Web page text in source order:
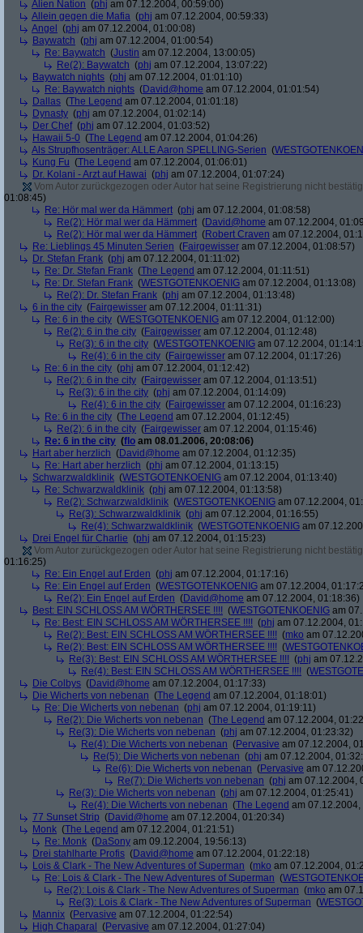
Alien Nation (phj am 07.12.2004, 00:59:00)
Allein gegen die Mafia (phj am 07.12.2004, 00:59:33)
Angel
(phj am 07.12.2004, 01:00:08)
Baywatch (phj am 07.12.2004, 01:00:54)
Re: Baywatch (Justin am 07.12.2004, 13:00:05)
Re(2): Baywatch (phj am 07.12.2004, 13:07:22)
Baywatch nights (phj am 07.12.2004, 01:01:10)
Re: Baywatch nights (David@home am 07.12.2004, 01:01:54)
Dallas (The Legend am 07.12.2004, 01:01:18)
Dynasty (phj am 07.12.2004, 01:02:14)
Der Chef(phj am 07.12.2004, 01:03:52)
Hawaii 5-0 (The Legend am 07.12.2004, 01:04:26)
Als Strupfhosenträger: ALLE Aaron SPELLING-Serien (
Kung Fu (The Legend am 07.12.2004, 01:06:01)
Dr. Kolani - Arzt auf Hawai (phj am 07.12.2004, 01:07:24)
Vom Autor zurückgezogen oder Autor hat seine Registrierung nicht
01:08:45)
Re: Hör mal wer da Hämmert (phj am 07.12.2004, 01:08:58)
Re(2): Hör mal wer da Hämmert (David@home am 07.12.2004,
Re(2): Hör mal wer da Hämmert (Robert Craven am 07.12.2004,
Re: Lieblings 45 Minuten Serien (Fairgewisser am 07.12.2004, 01:08:57)
Dr. Stefan Frank (phj am 07.12.2004, 01:11:02)
Re: Dr. Stefan Frank (The Legend am 07.12.2004, 01:11:51)
Re: Dr. Stefan Frank (WESTGOTENKOENIG am 07.12.2004, 01:13:08)
Re(2): Dr. Stefan Frank (phj am 07.12.2004, 01:13:48)
6 in the city (Fairgewisser am 07.12.2004, 01:11:31)
Re: 6 in the city (WESTGOTENKOENIG am 07.12.2004, 01:12:00)
Re(2): 6 in the city (Fairgewisser am 07.12.2004, 01:12:48)
Re(3): 6 in the city (WESTGOTENKOENIG am 07.12.2004,
Re(4): 6 in the city (Fairgewisser am 07.12.2004, 01:17:26)
Re: 6 in the city (phj am 07.12.2004, 01:12:42)
Re(2): 6 in the city (Fairgewisser am 07.12.2004, 01:13:51)
Re(3): 6 in the city (phj am 07.12.2004, 01:14:09)
Re(4): 6 in the city (Fairgewisser am 07.12.2004, 01:16:23)
Re: 6 in the city (The Legend am 07.12.2004, 01:12:45)
Re(2): 6 in the city (Fairgewisser am 07.12.2004, 01:15:46)
Re: 6 in the city (flo am 08.01.2006, 20:08:06)
Hart aber herzlich (David@home am 07.12.2004, 01:12:35)
Re: Hart aber herzlich (phj am 07.12.2004, 01:13:15)
Schwarzwaldklinik (WESTGOTENKOENIG am 07.12.2004, 01:13:40)
Re: Schwarzwaldklinik (phj am 07.12.2004, 01:13:58)
Re(2): Schwarzwaldklinik (WESTGOTENKOENIG am 07.12.2004,
Re(3): Schwarzwaldklinik (phj am 07.12.2004, 01:16:55)
Re(4): Schwarzwaldklinik (WESTGOTENKOENIG am
Drei Engel für Charlie (phj am 07.12.2004, 01:15:23)
Vom Autor zurückgezogen oder Autor hat seine Registrierung nicht
01:16:25)
Re: Ein Engel auf Erden (phj am 07.12.2004, 01:17:16)
Re: Ein Engel auf Erden (WESTGOTENKOENIG am 07.12.2004,
Re(2): Ein Engel auf Erden (David@home am 07.12.2004, 01:18:36)
Best: EIN SCHLOSS AM WÖRTHERSEE !!!! (WESTGOTENKOENIG am
Re: Best: EIN SCHLOSS AM WÖRTHERSEE !!!! (phj am 07.12.2004,
Re(2): Best: EIN SCHLOSS AM WÖRTHERSEE !!!! (mko am
Re(2): Best: EIN SCHLOSS AM WÖRTHERSEE !!!! (
Re(3): Best: EIN SCHLOSS AM WÖRTHERSEE !!!! (phj am
Re(4): Best: EIN SCHLOSS AM WÖRTHERSEE !!!! (
Die Colbys (David@home am 07.12.2004, 01:17:33)
Die Wicherts von nebenan (The Legend am 07.12.2004, 01:18:01)
Re: Die Wicherts von nebenan (phj am 07.12.2004, 01:19:11)
Re(2): Die Wicherts von nebenan (The Legend am 07.12.2004,
Re(3): Die Wicherts von nebenan (phj am 07.12.2004, 01:23:32)
Re(4): Die Wicherts von nebenan (Pervasive am 07.12.2004,
Re(5): Die Wicherts von nebenan (phj am 07.12.2004,
Re(6): Die Wicherts von nebenan (Pervasive am
Re(7): Die Wicherts von nebenan (phj am 07.12.2004,
Re(3): Die Wicherts von nebenan (phj am 07.12.2004, 01:25:41)
Re(4): Die Wicherts von nebenan (The Legend am
77 Sunset Strip (David@home am 07.12.2004, 01:20:34)
Monk (The Legend am 07.12.2004, 01:21:51)
Re: Monk (DaSony am 09.12.2004, 19:56:13)
Drei stahlharte Profis (David@home am 07.12.2004, 01:22:18)
Lois & Clark - The New Adventures of Superman (mko am 07.12.2004,
Re: Lois & Clark - The New Adventures of Superman (
Re(2): Lois & Clark - The New Adventures of Superman (mko am
Re(3): Lois & Clark - The New Adventures of Superman (
Mannix (Pervasive am 07.12.2004, 01:22:54)
High Chaparal
(Pervasive am 07.12.2004, 01:27:04)